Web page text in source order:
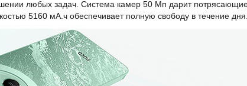
любых задач. Система камер 50 Мп дарит
5160 мА.ч обеспечивает полную свободу в течение дня.